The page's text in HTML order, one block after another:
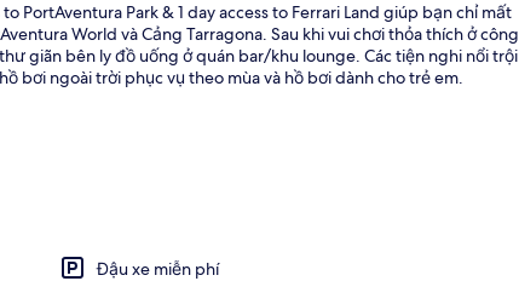
PortAventura Park & 1 day access to Ferrari Land giúp bạn chỉ mất
World và Cảng Tarragona. Sau khi vui chơi thỏa thích ở công
giãn bên ly đồ uống ở quán bar/khu lounge. Các tiện nghi nổi trội
bơi ngoài trời phục vụ theo mùa và hồ bơi dành cho trẻ em.
Đậu xe miễn phí